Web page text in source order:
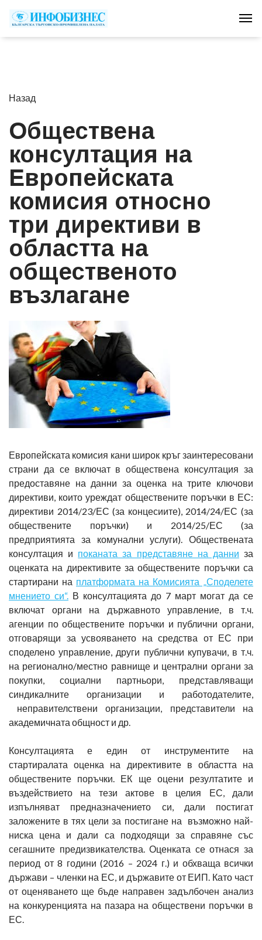
Назад
Обществена
консултация на
Европейската
комисия относно
три директиви в
областта на
общественото
възлагане
Европейската комисия кани широк кръг заинтересовани
страни да се включат в обществена консултация за
предоставяне на данни за оценка на трите ключови
директиви, които уреждат обществените поръчки в ЕС:
директиви 2014/23/ЕС (за концесиите), 2014/24/ЕС (за
обществените поръчки) и 2014/25/ЕС (за
предприятията за комунални услуги). Обществената
консултация и поканата за представяне на данни за
оценката на директивите за обществените поръчки са
стартирани на платформата на Комисията „Споделете
мнението си“. В консултацията до 7 март могат да се
включат органи на държавното управление, в т.ч.
агенции по обществените поръчки и публични органи,
отговарящи за усвояването на средства от ЕС при
споделено управление, други публични купувачи, в т.ч.
на регионално/местно равнище и централни органи за
покупки, социални партньори, представляващи
синдикалните организации и работодателите,
неправителствени организации, представители на
академичната общност и др.
Консултацията е един от инструментите на
стартиралата оценка на директивите в областта на
обществените поръчки. ЕК ще оцени резултатите и
въздействието на тези актове в целия ЕС, дали
изпълняват предназначението си, дали постигат
заложените в тях цели за постигане на възможно най-
ниска цена и дали са подходящи за справяне със
сегашните предизвикателства. Оценката се отнася за
период от 8 години (2016 – 2024 г.) и обхваща всички
държави – членки на ЕС, и държавите от ЕИП. Като част
от оценяването ще бъде направен задълбочен анализ
на конкуренцията на пазара на обществени поръчки в
ЕС.